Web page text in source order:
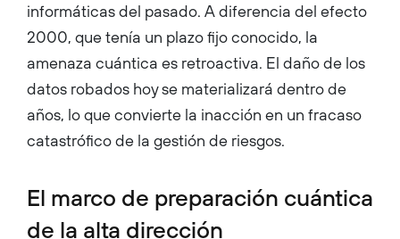
informáticas del pasado. A diferencia del efecto
2000, que tenía un plazo fijo conocido, la
amenaza cuántica es retroactiva. El daño de los
datos robados hoy se materializará dentro de
años, lo que convierte la inacción en un fracaso
catastrófico de la gestión de riesgos.
El marco de preparación cuántica
de la alta dirección